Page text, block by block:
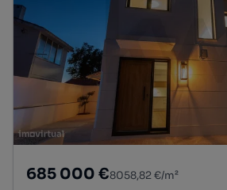
685 000 €8058,82 €/m²